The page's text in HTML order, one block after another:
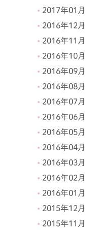
2017年01月
2016年12月
2016年11月
2016年10月
2016年09月
2016年08月
2016年07月
2016年06月
2016年05月
2016年04月
2016年03月
2016年02月
2016年01月
2015年12月
2015年11月